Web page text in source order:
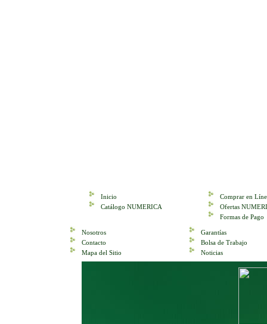
Inicio
Catálogo NUMERICA
Comprar en
Ofertas
Formas de Pago
Nosotros
Contacto
Mapa del Sitio
Garantías
Bolsa de Trabajo
Noticias